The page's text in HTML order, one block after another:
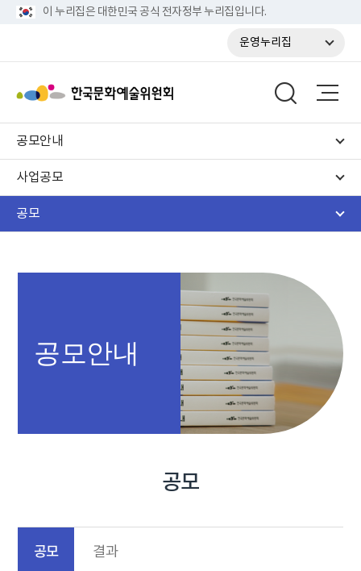
이 누리집은 대한민국 공식 전자정부 누리집입니다.
운영누리집
공모안내
사업공모
공모
공모안내
공모
공모 결과